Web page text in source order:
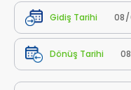
Gidiş Tarihi
Dönüş Tarihi